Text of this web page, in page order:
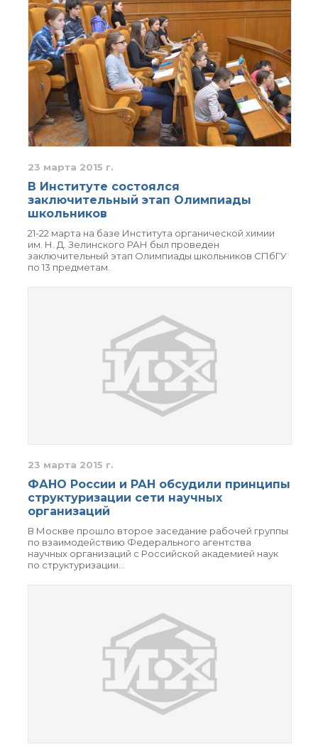
История ВХК РАН
Преподавательский
состав
Достижения
Почтовый сервер
Внутренний сайт
ЯМР-центр ИОХ РАН
23 марта 2015 г.
В Институте состоялся
заключительный этап Олимпиады
школьников
21-22 марта на базе Института органической химии
им. Н. Д. Зелинского РАН был проведен
заключительный этап Олимпиады школьников СПбГУ
по 13 предметам.
23 марта 2015 г.
ФАНО России и РАН обсудили принципы
структуризации сети научных
организаций
В Москве прошло второе заседание рабочей группы
по взаимодействию Федерального агентства
научных организаций с Российской академией наук
по структуризации…